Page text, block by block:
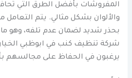
المفروشات بأفضل الطرق التي
والألوان بشكل مثالي. يتم التعامل
بحذر شديد لضمان عدم تلفه، وهو
شركة تنظيف كنب في ابوظبي الخيار
يرغبون في الحفاظ على مجالسهم